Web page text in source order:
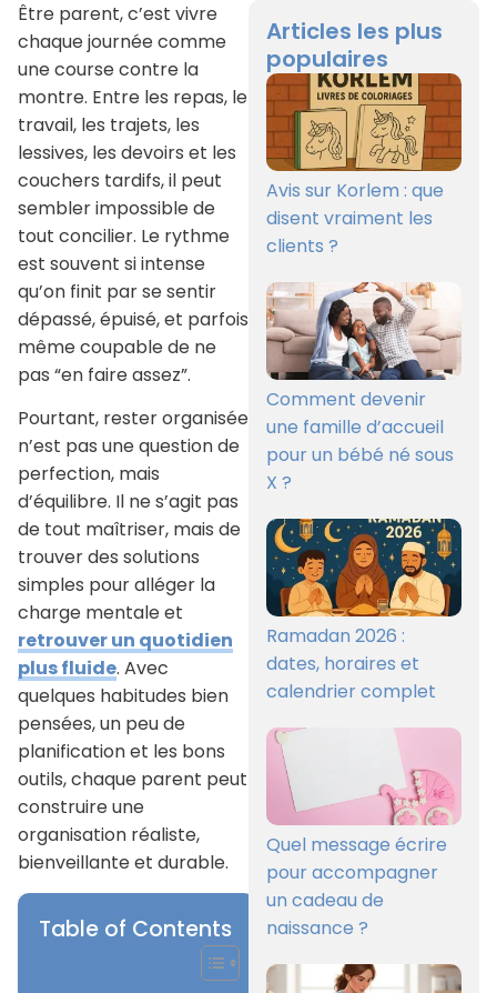
Être parent, c’est vivre
chaque journée comme
une course contre la
montre. Entre les repas, le
travail, les trajets, les
lessives, les devoirs et les
couchers tardifs, il peut
sembler impossible de
tout concilier. Le rythme
est souvent si intense
qu’on finit par se sentir
dépassé, épuisé, et parfois
même coupable de ne
pas “en faire assez”.
Pourtant, rester organisée
n’est pas une question de
perfection, mais
d’équilibre. Il ne s’agit pas
de tout maîtriser, mais de
trouver des solutions
simples pour alléger la
charge mentale et
retrouver un quotidien
plus fluide. Avec
quelques habitudes bien
pensées, un peu de
planification et les bons
outils, chaque parent peut
construire une
organisation réaliste,
bienveillante et durable.
Table of Contents
Articles les plus
populaires
Avis sur Korlem : que
disent vraiment les
clients ?
Comment devenir
une famille d’accueil
pour un bébé né sous
X ?
Ramadan 2026 :
dates, horaires et
calendrier complet
Quel message écrire
pour accompagner
un cadeau de
naissance ?